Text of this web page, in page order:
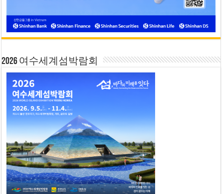
2026 여수세계섬박람회